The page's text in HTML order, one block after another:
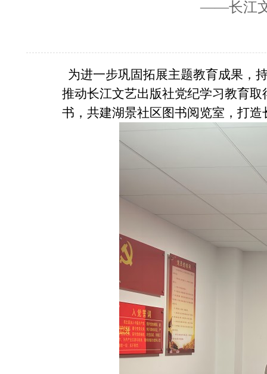
——长江文
为进一步巩固拓展主题教育成果，
推动长江文艺出版社党纪学习教育
书，共建湖景社区图书阅览室，打